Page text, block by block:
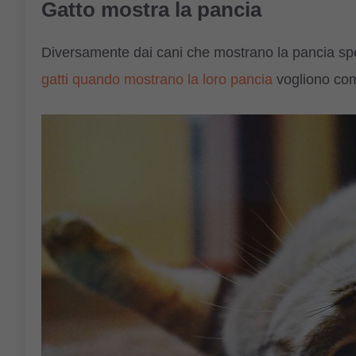
Gatto mostra la pancia
Diversamente dai cani che mostrano la pancia
gatti quando mostrano la loro pancia vogliono